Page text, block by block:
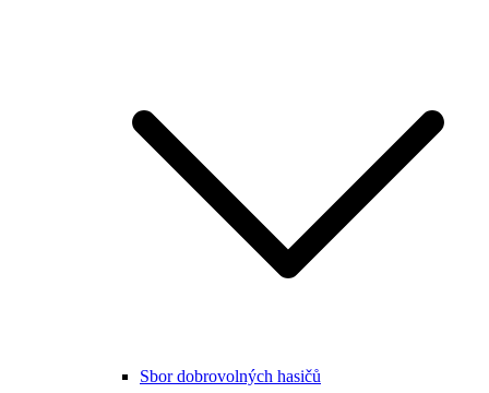
Sbor dobrovolných hasičů